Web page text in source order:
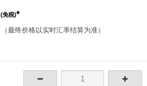
(免税)*
（最终价格以实时汇率结算为准）